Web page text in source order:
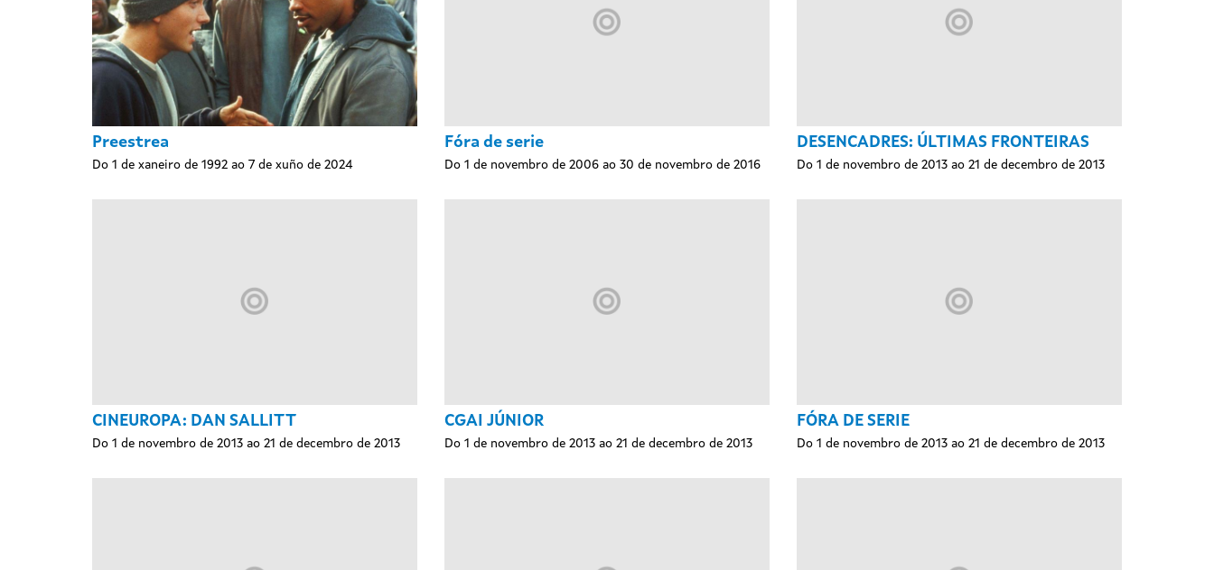
Preestrea
Do 1 de xaneiro de 1992 ao 7 de xuño de 2024
Fóra de serie
Do 1 de novembro de 2006 ao 30 de novembro de 2016
DESENCADRES: ÚLTIMAS FRONTEIRAS
Do 1 de novembro de 2013 ao 21 de decembro de 2013
CINEUROPA: DAN SALLITT
Do 1 de novembro de 2013 ao 21 de decembro de 2013
CGAI JÚNIOR
Do 1 de novembro de 2013 ao 21 de decembro de 2013
FÓRA DE SERIE
Do 1 de novembro de 2013 ao 21 de decembro de 2013